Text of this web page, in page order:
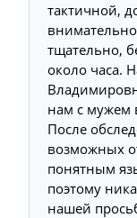
тактичной,
тщательно,
около часа.
нам с мужем
После
возможных
понятным
поэтому
нашей